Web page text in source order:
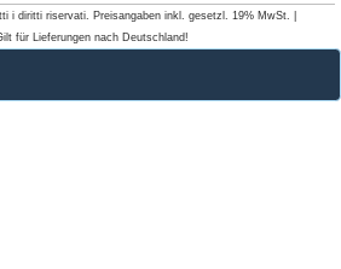
i diritti riservati. Preisangaben inkl. gesetzl. 19% MwSt. |
für Lieferungen nach Deutschland!